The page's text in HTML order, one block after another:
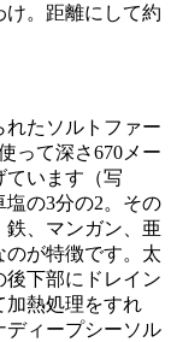
け。距離にして約
れたソルトファー
って深さ670メー
ています（写
の3分の2。その
、マンガン、亜
が特徴です。太
後下部にドレイン
加熱処理をすれ
ディープシーソル